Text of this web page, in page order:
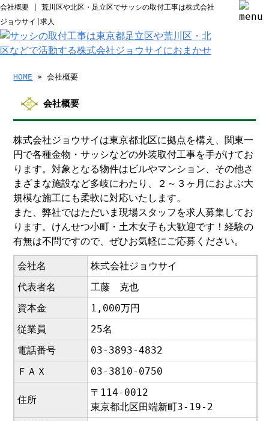
会社概要 | 荒川区や北区・足立区でサッシの取付工事は株式会社
ジョウサイ|求人
HOME » 会社概要
会社概要
株式会社ジョウサイは東京都北区に拠点を構え、関東一
円で各種金物・サッシなどの外装取付工事を手がけてお
ります。対象となる物件はビルやマンション、その他さ
まざまな施設など多岐にわたり、２～３ヶ月におよぶ大
規模な施工にも柔軟に対応いたします。
また、弊社ではただいま現場スタッフを求人募集してお
ります。けんせつ小町・土木女子も大歓迎です！経験の
有無は不問ですので、ぜひお気軽にご応募ください。
会社名
株式会社ジョウサイ
代表者名
工藤 克也
資本金
1,000万円
従業員
25名
電話番号
03-3893-4832
ＦＡＸ
03-3810-0750
住所
〒114-0012
東京都北区田端新町3-19-2